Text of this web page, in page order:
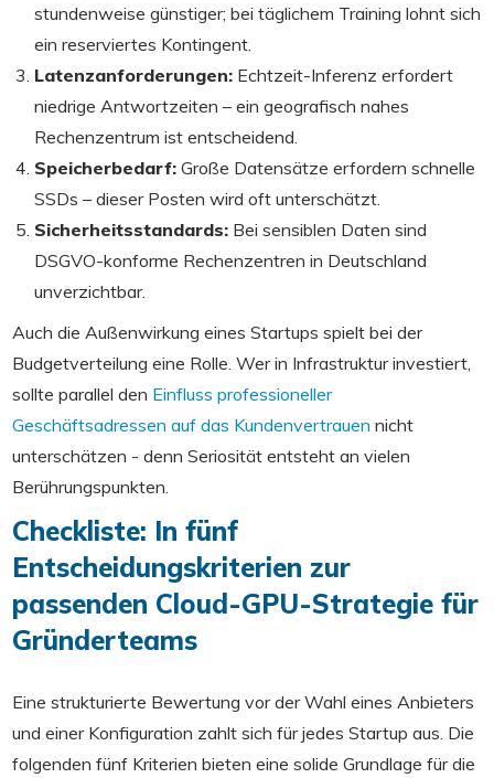
stundenweise günstiger; bei täglichem Training lohnt sich
ein reserviertes Kontingent.
Latenzanforderungen: Echtzeit-Inferenz erfordert
niedrige Antwortzeiten – ein geografisch nahes
Rechenzentrum ist entscheidend.
Speicherbedarf: Große Datensätze erfordern schnelle
SSDs – dieser Posten wird oft unterschätzt.
Sicherheitsstandards: Bei sensiblen Daten sind
DSGVO-konforme Rechenzentren in Deutschland
unverzichtbar.
Auch die Außenwirkung eines Startups spielt bei der
Budgetverteilung eine Rolle. Wer in Infrastruktur investiert,
sollte parallel den Einfluss professioneller
Geschäftsadressen auf das Kundenvertrauen nicht
unterschätzen - denn Seriosität entsteht an vielen
Berührungspunkten.
Checkliste: In fünf
Entscheidungskriterien zur
passenden Cloud-GPU-Strategie für
Gründerteams
Eine strukturierte Bewertung vor der Wahl eines Anbieters
und einer Konfiguration zahlt sich für jedes Startup aus. Die
folgenden fünf Kriterien bieten eine solide Grundlage für die